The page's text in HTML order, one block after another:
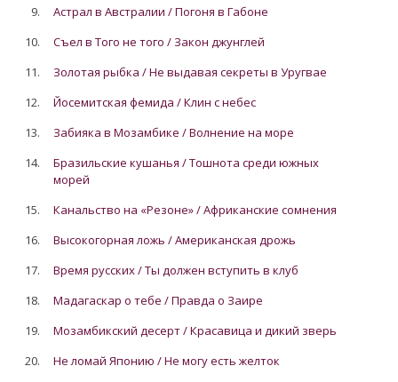
9.
Астрал в Австралии / Погоня в Габоне
10.
Съел в Того не того / Закон джунглей
11.
Золотая рыбка / Не выдавая секреты в Уругвае
12.
Йосемитская фемида / Клин с небес
13.
Забияка в Мозамбике / Волнение на море
14.
Бразильские кушанья / Тошнота среди южных
морей
15.
Канальство на «Резоне» / Африканские сомнения
16.
Высокогорная ложь / Американская дрожь
17.
Время русских / Ты должен вступить в клуб
18.
Мадагаскар о тебе / Правда о Заире
19.
Мозамбикский десерт / Красавица и дикий зверь
20.
Не ломай Японию / Не могу есть желток